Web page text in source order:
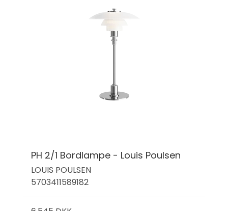
PH 2/1 Bordlampe - Louis Poulsen
LOUIS POULSEN
5703411589182